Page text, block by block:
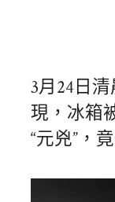
3月24日
現，冰箱
“元兇”，